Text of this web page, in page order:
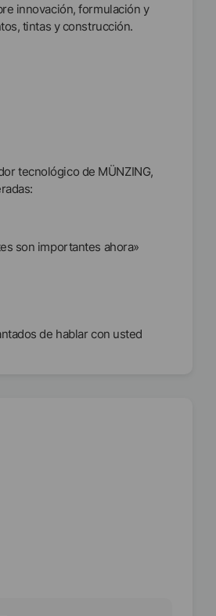
innovación, formulación y
tintas y construcción.
tecnológico de MÜNZING,
son importantes ahora»
de hablar con usted